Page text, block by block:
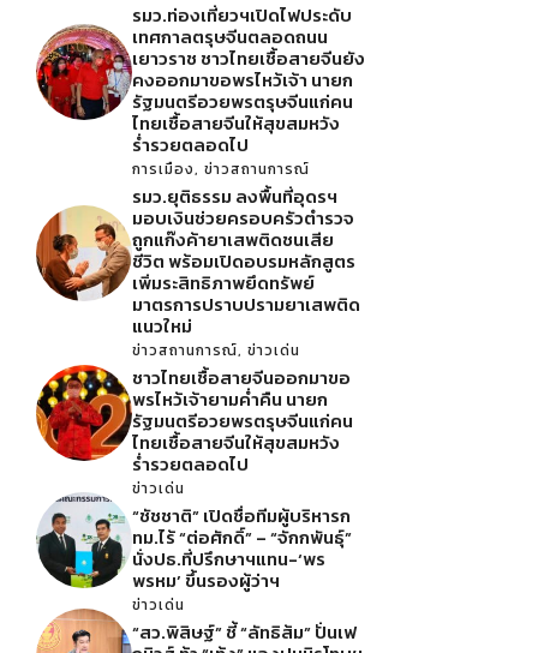
รมว.ท่องเที่ยวฯเปิดไฟประดับ
เทศกาลตรุษจีนตลอดถนน
เยาวราช ชาวไทยเชื้อสายจีนยัง
คงออกมาขอพรไหว้เจ้า นายก
รัฐมนตรีอวยพรตรุษจีนแก่คน
ไทยเชื้อสายจีนให้สุขสมหวัง
ร่ำรวยตลอดไป
การเมือง, ข่าวสถานการณ์
รมว.ยุติธรรม ลงพื้นที่อุดรฯ
มอบเงินช่วยครอบครัวตำรวจ
ถูกแก๊งค้ายาเสพติดชนเสีย
ชีวิต พร้อมเปิดอบรมหลักสูตร
เพิ่มระสิทธิภาพยึดทรัพย์
มาตรการปราบปรามยาเสพติด
แนวใหม่
ข่าวสถานการณ์, ข่าวเด่น
ชาวไทยเชื้อสายจีนออกมาขอ
พรไหว้เจ้ายามค่ำคืน นายก
รัฐมนตรีอวยพรตรุษจีนแก่คน
ไทยเชื้อสายจีนให้สุขสมหวัง
ร่ำรวยตลอดไป
ข่าวเด่น
“ชัชชาติ” เปิดชื่อทีมผู้บริหารก
ทม.ไร้ “ต่อศักดิ์” – “จักกพันธุ์”
นั่งปธ.ที่ปรึกษาฯแทน-‘พร
พรหม’ ขึ้นรองผู้ว่าฯ
ข่าวเด่น
“สว.พิสิษฐ์” ชี้ “ลัทธิส้ม” ปั่นเฟ